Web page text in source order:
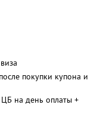
покупки купона и
на день оплаты +